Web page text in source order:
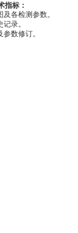
指标：
各检测参数。
录。
数修订。